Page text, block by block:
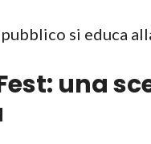
si educa
una